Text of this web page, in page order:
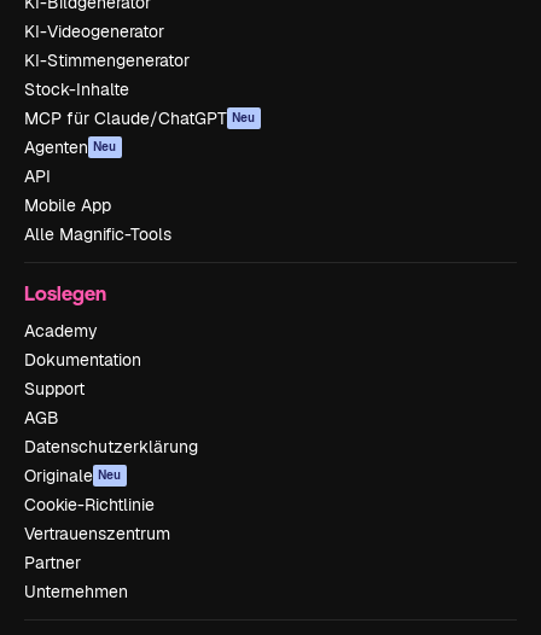
KI-Videogenerator
KI-Stimmengenerator
Stock-Inhalte
MCP für Claude/ChatGPT Neu
Agenten Neu
API
Mobile App
Alle Magnific-Tools
Loslegen
Academy
Dokumentation
Support
AGB
Datenschutzerklärung
Originale Neu
Cookie-Richtlinie
Vertrauenszentrum
Partner
Unternehmen